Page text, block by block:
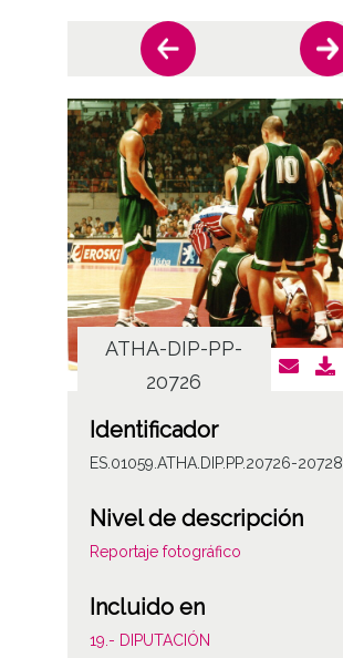
ATHA-DIP-PP-
20726
Identificador
ES.01059.ATHA.DIP.PP.20726-20728
Nivel de descripción
Reportaje fotográfico
Incluido en
19.- DIPUTACIÓN